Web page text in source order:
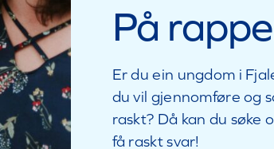
På
Er du ein ungdom i
du vil gjennomføre og
raskt? Då kan du søke
få raskt svar!